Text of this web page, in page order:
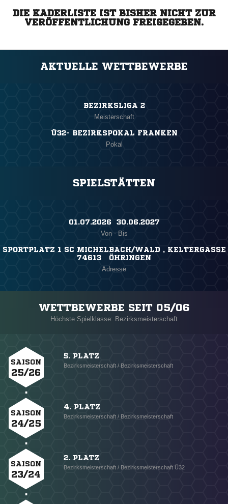
DIE KADERLISTE IST BISHER NICHT ZUR
VERÖFFENTLICHUNG FREIGEGEBEN.
AKTUELLE WETTBEWERBE
BEZIRKSLIGA 2
Meisterschaft
Ü32- BEZIRKSPOKAL FRANKEN
Pokal
SPIELSTÄTTEN
01.07.2026 ​ 30.06.2027
Von - Bis
SPORTPLATZ 1 SC MICHELBACH/WALD , KELTERGASSE
74613 ÖHRINGEN
Adresse
WETTBEWERBE SEIT 05/06
Höchste Spielklasse: Bezirksmeisterschaft
SAISON
25/26
5. PLATZ
Bezirksmeisterschaft / Bezirksmeisterschaft
SAISON
24/25
4. PLATZ
Bezirksmeisterschaft / Bezirksmeisterschaft
SAISON
23/24
2. PLATZ
Bezirksmeisterschaft / Bezirksmeisterschaft Ü32